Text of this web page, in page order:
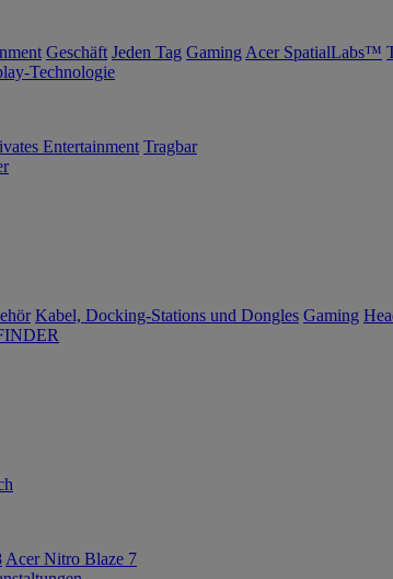
Geschäft Jeden Tag Gaming Acer SpatialLabs™
Technologie
Entertainment Tragbar
Kabel, Docking-Stations und Dongles Gaming
Acer Nitro Blaze 7